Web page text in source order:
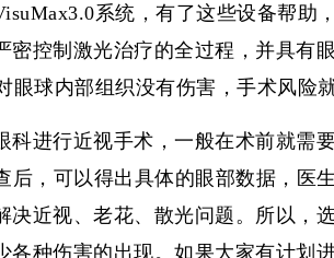
系统，有了这些设备帮助
密控制激光治疗的全过程，并具有
眼球内部组织没有伤害，手术风险
科进行近视手术，一般在术前就需
后，可以得出具体的眼部数据，医
决近视、老花、散光问题。所以，
各种伤害的出现。如果大家有计划